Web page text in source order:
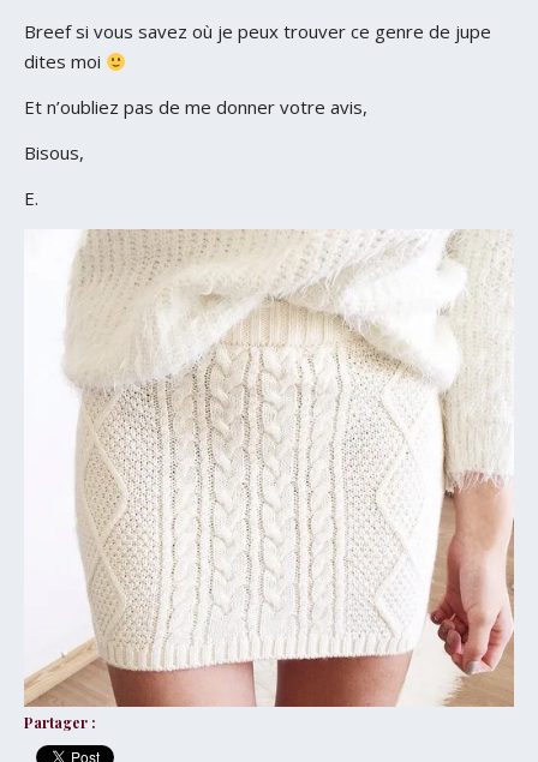
Breef si vous savez où je peux trouver ce genre de jupe
dites moi
Et n’oubliez pas de me donner votre avis,
Bisous,
E.
Partager :